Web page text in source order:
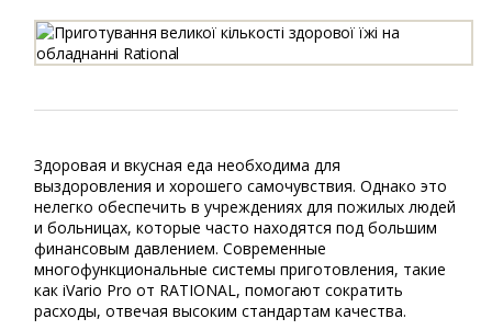
Здоровая и вкусная еда необходима для
выздоровления и хорошего самочувствия. Однако это
нелегко обеспечить в учреждениях для пожилых людей
и больницах, которые часто находятся под большим
финансовым давлением. Современные
многофункциональные системы приготовления, такие
как iVario Pro от RATIONAL, помогают сократить
расходы, отвечая высоким стандартам качества.